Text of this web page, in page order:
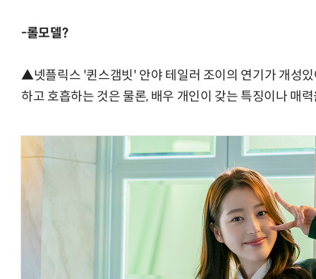
-롤모델?
▲넷플릭스 '퀸스갬빗' 안야 테일러 조이의 연기가 개성
하고 호흡하는 것은 물론, 배우 개인이 갖는 특징이나 매